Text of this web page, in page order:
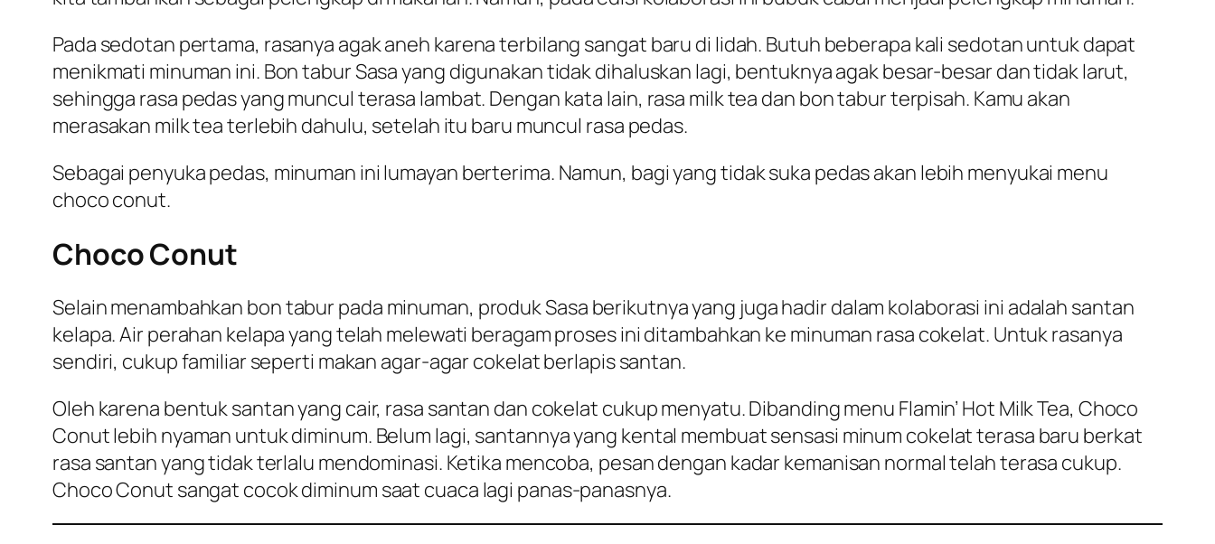
Pada sedotan pertama, rasanya agak aneh karena terbilang sangat baru di lidah. Butuh beberapa kali sedotan untuk dapat
menikmati minuman ini. Bon tabur Sasa yang digunakan tidak dihaluskan lagi, bentuknya agak besar-besar dan tidak larut,
sehingga rasa pedas yang muncul terasa lambat. Dengan kata lain, rasa milk tea dan bon tabur terpisah. Kamu akan
merasakan milk tea terlebih dahulu, setelah itu baru muncul rasa pedas.
Sebagai penyuka pedas, minuman ini lumayan berterima. Namun, bagi yang tidak suka pedas akan lebih menyukai menu
choco conut.
Choco Conut
Selain menambahkan bon tabur pada minuman, produk Sasa berikutnya yang juga hadir dalam kolaborasi ini adalah santan
kelapa. Air perahan kelapa yang telah melewati beragam proses ini ditambahkan ke minuman rasa cokelat. Untuk rasanya
sendiri, cukup familiar seperti makan agar-agar cokelat berlapis santan.
Oleh karena bentuk santan yang cair, rasa santan dan cokelat cukup menyatu. Dibanding menu Flamin’ Hot Milk Tea, Choco
Conut lebih nyaman untuk diminum. Belum lagi, santannya yang kental membuat sensasi minum cokelat terasa baru berkat
rasa santan yang tidak terlalu mendominasi. Ketika mencoba, pesan dengan kadar kemanisan normal telah terasa cukup.
Choco Conut sangat cocok diminum saat cuaca lagi panas-panasnya.